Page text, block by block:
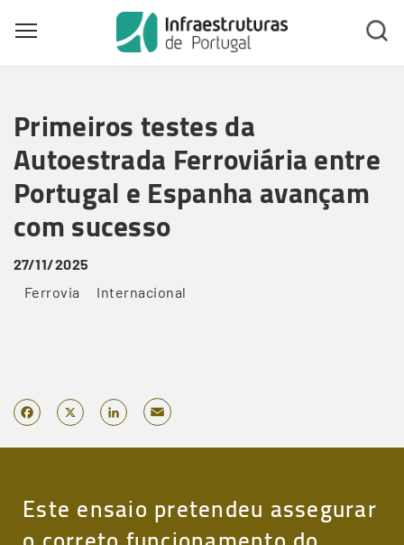
main
content
Toggle main menu visibility
Primeiros testes da
Autoestrada Ferroviária entre
Portugal e Espanha avançam
com sucesso
27/11/2025
Ferrovia
Internacional
Facebook
X LinkedIn
Este ensaio pretendeu assegurar